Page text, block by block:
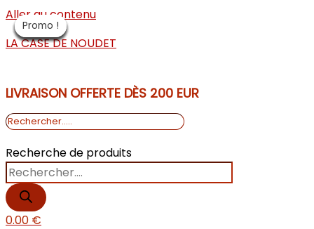
Aller au contenu
LA CASE DE NOUDET
LIVRAISON OFFERTE DÈS 200 EUR
Recherche de produits
0.00 €
Promo !
Promo !
Promo !
Promo !
Promo !
Promo !
Promo !
Promo !
Promo !